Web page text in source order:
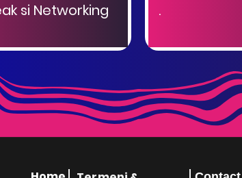
si Networking .